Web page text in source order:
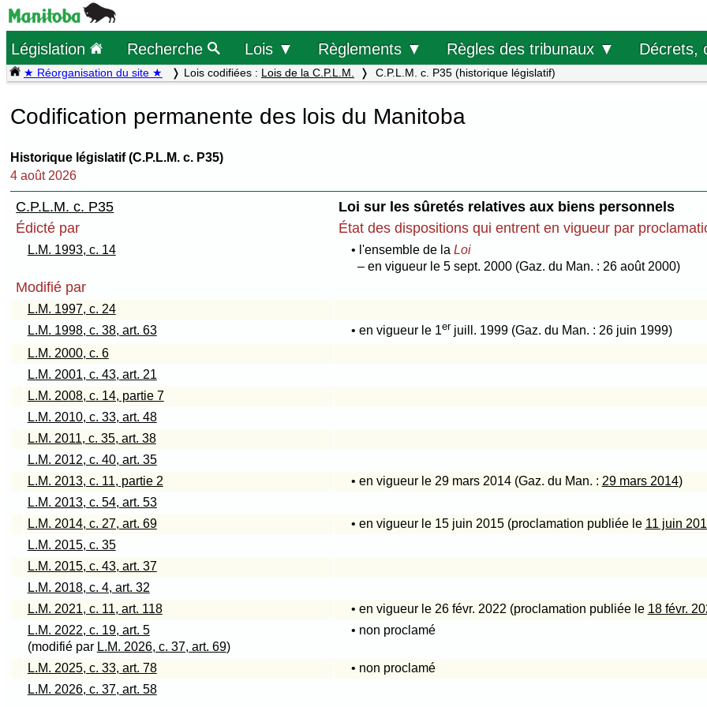
Législation Recherche Lois ▼ Règlements ▼ Règles des tribunaux ▼ Décrets,
★ Réorganisation du site ★ Lois codifiées : Lois de la C.P.L.M. C.P.L.M. c. P35 (historique législatif)
Codification permanente des lois du Manitoba
Historique législatif (C.P.L.M. c. P35)
4 août 2026
C.P.L.M. c. P35
Loi sur les sûretés relatives aux biens personnels
Édicté par
État des dispositions qui entrent en vigueur par
L.M. 1993, c. 14 • l'ensemble de la Loi
– en vigueur le 5 sept. 2000 (Gaz. du Man. : 26 août 2000)
Modifié par
L.M. 1997, c. 24
L.M. 1998, c. 38, art. 63
• en vigueur le 1er juill. 1999 (Gaz. du Man. : 26 juin 1999)
L.M. 2000, c. 6
L.M. 2001, c. 43, art. 21
L.M. 2008, c. 14, partie 7
L.M. 2010, c. 33, art. 48
L.M. 2011, c. 35, art. 38
L.M. 2012, c. 40, art. 35
L.M. 2013, c. 11, partie 2
• en vigueur le 29 mars 2014 (Gaz. du Man. : 29 mars 2014)
L.M. 2013, c. 54, art. 53
L.M. 2014, c. 27, art. 69
• en vigueur le 15 juin 2015 (proclamation publiée le 11 juin
L.M. 2015, c. 35
L.M. 2015, c. 43, art. 37
L.M. 2018, c. 4, art. 32
L.M. 2021, c. 11, art. 118
• en vigueur le 26 févr. 2022 (proclamation publiée le 18 févr.
L.M. 2022, c. 19, art. 5
(modifié par L.M. 2026, c. 37, art. 69)
• non proclamé
L.M. 2025, c. 33, art. 78
• non proclamé
L.M. 2026, c. 37, art. 58